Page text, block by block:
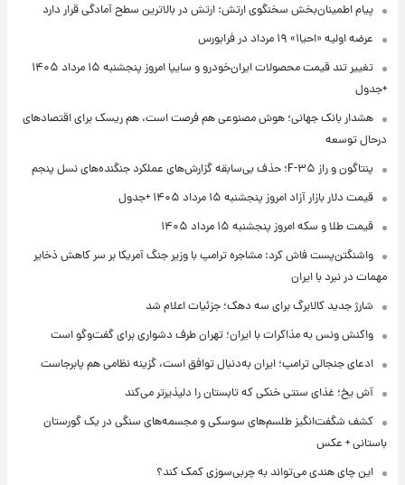
پیام اطمینان‌بخش سخنگوی ارتش: ارتش در بالاترین سطح آمادگی قرار دارد
عرضه اولیه «احیا۱» ۱۹ مرداد در فرابورس
تغییر تند قیمت محصولات ایران‌خودرو و سایپا امروز پنجشنبه ۱۵ مرداد ۱۴۰۵
+جدول
هشدار بانک جهانی؛ هوش مصنوعی هم فرصت است، هم ریسک برای اقتصادهای
درحال توسعه
پنتاگون و راز F-۳۵؛ حذف بی‌سابقه گزارش‌های عملکرد جنگنده‌های نسل پنجم
قیمت دلار بازار آزاد امروز پنجشنبه ۱۵ مرداد ۱۴۰۵ +جدول
قیمت طلا و سکه امروز پنجشنبه ۱۵ مرداد ۱۴۰۵
واشنگتن‌پست فاش کرد: مشاجره ترامپ با وزیر جنگ آمریکا بر سر کاهش ذخایر
مهمات در نبرد با ایران
شارژ جدید کالابرگ برای سه دهک؛ جزئیات اعلام شد
واکنش ونس به مذاکرات با ایران؛ تهران طرف دشواری برای گفت‌وگو است
ادعای جنجالی ترامپ؛ ایران به‌دنبال توافق است، گزینه نظامی هم پابرجاست
آش یخ؛ غذای سنتی خنکی که تابستان را دلپذیرتر می‌کند
کشف شگفت‌انگیز طلسم‌های سوسکی و مجسمه‌های سنگی در یک گورستان
باستانی + عکس
این چای هندی می‌تواند به چربی‌سوزی کمک کند؟